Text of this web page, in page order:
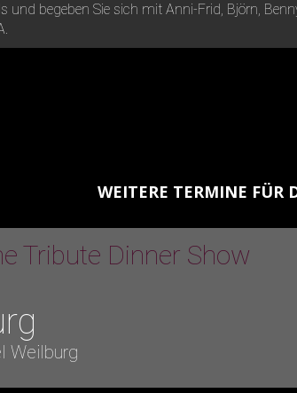
und begeben Sie sich mit Anni-Frid, Björn,
WEITERE TERMINE FÜR
Tribute Dinner Show
Weilburg